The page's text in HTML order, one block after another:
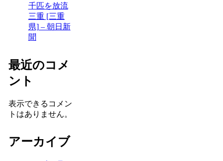
千匹を放流
三重 [三重
県] – 朝日新
聞
最近のコメ
ント
表示できるコメン
トはありません。
アーカイブ